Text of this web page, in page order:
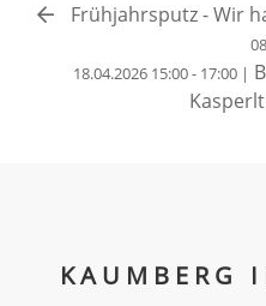
Frühjahrsputz - Wir
18.04.2026 15:00 - 17:00 |
KAUMBERG